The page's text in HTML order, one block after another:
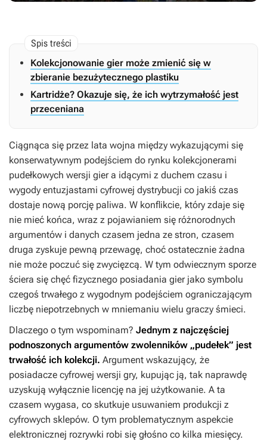
Kolekcjonowanie gier może zmienić się w
zbieranie bezużytecznego plastiku
Kartridże? Okazuje się, że ich wytrzymałość jest
przeceniana
Ciągnąca się przez lata wojna między wykazującymi się
konserwatywnym podejściem do rynku kolekcjonerami
pudełkowych wersji gier a idącymi z duchem czasu i
wygody entuzjastami cyfrowej dystrybucji co jakiś czas
dostaje nową porcję paliwa. W konflikcie, który zdaje się
nie mieć końca, wraz z pojawianiem się różnorodnych
argumentów i danych czasem jedna ze stron, czasem
druga zyskuje pewną przewagę, choć ostatecznie żadna
nie może poczuć się zwycięzcą. W tym odwiecznym sporze
ściera się chęć fizycznego posiadania gier jako symbolu
czegoś trwałego z wygodnym podejściem ograniczającym
liczbę niepotrzebnych w mniemaniu wielu graczy śmieci.
Dlaczego o tym wspominam? Jednym z najczęściej
podnoszonych argumentów zwolenników „pudełek” jest
trwałość ich kolekcji. Argument wskazujący, że
posiadacze cyfrowej wersji gry, kupując ją, tak naprawdę
uzyskują wyłącznie licencję na jej użytkowanie. A ta
czasem wygasa, co skutkuje usuwaniem produkcji z
cyfrowych sklepów. O tym problematycznym aspekcie
elektronicznej rozrywki robi się głośno co kilka miesięcy.